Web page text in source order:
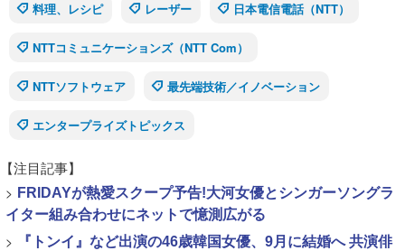
料理、レシピ
レーザー 日本電信電話（NTT）
NTTコミュニケーションズ（NTT Com）
NTTソフトウェア 最先端技術／イノベーション
エンタープライズトピックス
【注目記事】
> FRIDAYが熱愛スクープ予告!大河女優とシンガーソングラ
イター組み合わせにネットで憶測広がる
>
『トンイ』など出演の46歳韓国女優、9月に結婚へ 共演俳